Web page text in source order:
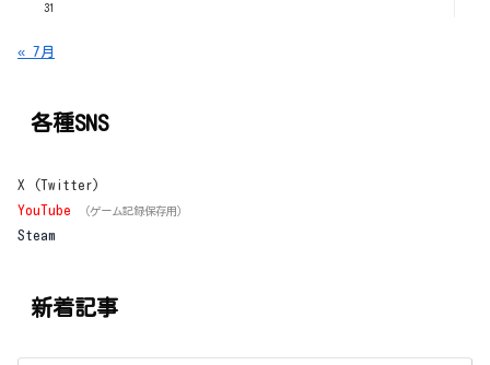
31
« 7月
各種SNS
X (Twitter)
YouTube
（ゲーム記録保存用）
Steam
新着記事